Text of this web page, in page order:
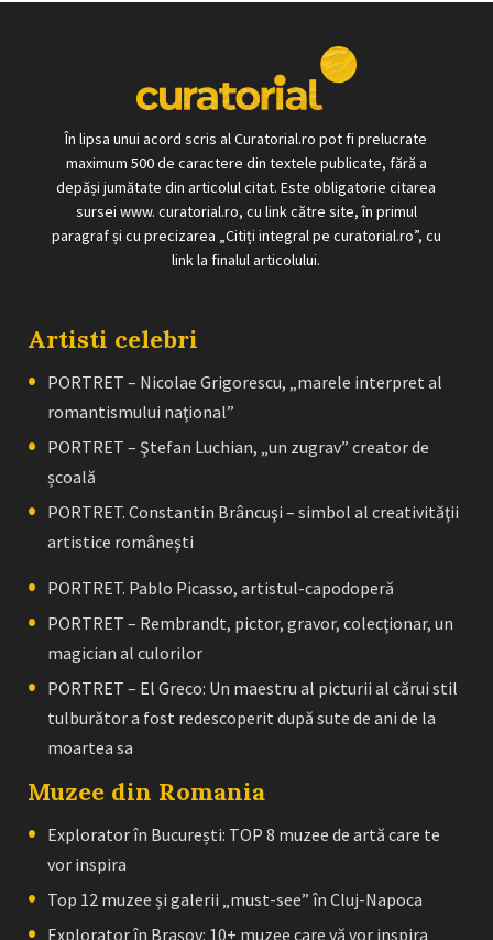
În lipsa unui acord scris al Curatorial.ro pot fi prelucrate
maximum 500 de caractere din textele publicate, fără a
depăși jumătate din articolul citat. Este obligatorie citarea
sursei www. curatorial.ro, cu link către site, în primul
paragraf și cu precizarea „Citiți integral pe curatorial.ro”, cu
link la finalul articolului.
Artisti celebri
PORTRET – Nicolae Grigorescu, „marele interpret al
romantismului naţional”
PORTRET – Ştefan Luchian, „un zugrav” creator de
școală
PORTRET. Constantin Brâncuşi – simbol al creativităţii
artistice româneşti
PORTRET. Pablo Picasso, artistul-capodoperă
PORTRET – Rembrandt, pictor, gravor, colecţionar, un
magician al culorilor
PORTRET – El Greco: Un maestru al picturii al cărui stil
tulburător a fost redescoperit după sute de ani de la
moartea sa
Muzee din Romania
Explorator în București: TOP 8 muzee de artă care te
vor inspira
Top 12 muzee și galerii „must-see” în Cluj-Napoca
Explorator în Brașov: 10+ muzee care vă vor inspira